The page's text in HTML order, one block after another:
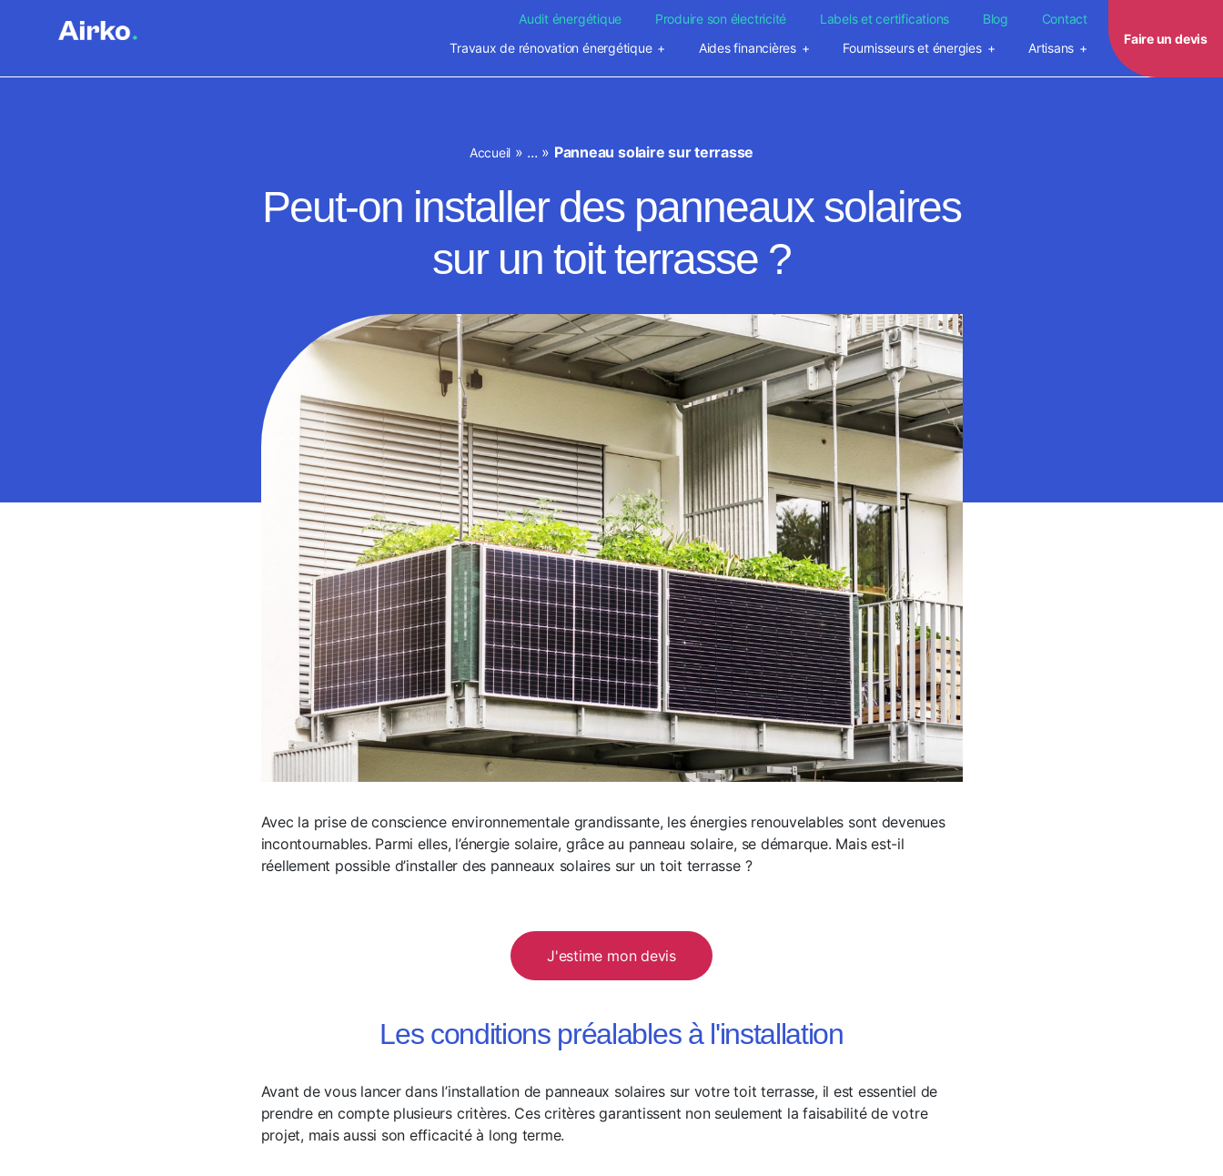
Audit énergétique Produire son électricité Labels et certifications Blog
Contact
Travaux de rénovation énergétique
Aides financières Fournisseurs et énergies Artisans
Faire un devis
Accueil » ... » Panneau solaire sur terrasse
Peut-on installer des panneaux solaires
sur un toit terrasse ?
Avec la prise de conscience environnementale grandissante, les énergies renouvelables sont devenues
incontournables. Parmi elles, l’énergie solaire, grâce au panneau solaire, se démarque. Mais est-il
réellement possible d’installer des panneaux solaires sur un toit terrasse ?
J'estime mon devis
Les conditions préalables à l'installation
Avant de vous lancer dans l’installation de panneaux solaires sur votre toit terrasse, il est essentiel de
prendre en compte plusieurs critères. Ces critères garantissent non seulement la faisabilité de votre
projet, mais aussi son efficacité à long terme.